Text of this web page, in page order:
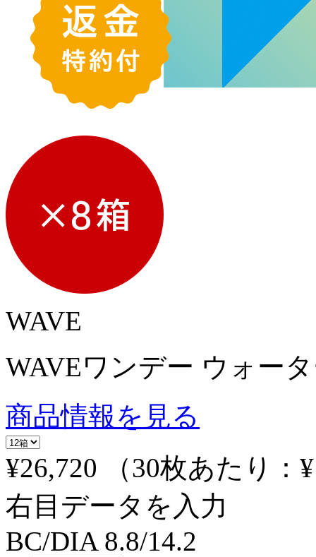
WAVE
WAVEワンデー ウォー
商品情報を見る
¥26,720
（30枚あたり：
右目データを入力
BC/DIA 8.8/14.2